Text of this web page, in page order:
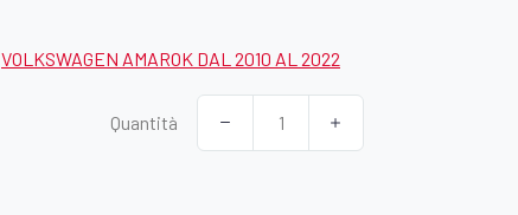
VOLKSWAGEN AMAROK DAL 2010 AL 2022
Quantità